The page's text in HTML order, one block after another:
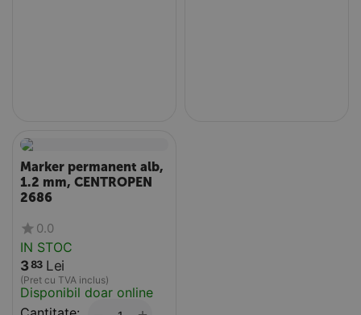
Marker permanent alb,
1.2 mm, CENTROPEN
2686
0.0
IN STOC
383 Lei
(Pret cu TVA inclus)
Disponibil doar online